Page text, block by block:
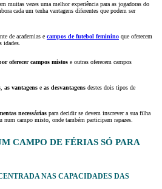
muitas vezes uma melhor experiência para as jogadoras do
cada um tenha vantagens diferentes que podem ser
de academias e campos de futebol feminino que oferecem
idades.
oferecer campos mistos e outras oferecem campos
as vantagens e as desvantagens destes dois tipos de
necessárias para decidir se devem inscrever a sua filha
num campo misto, onde também participam rapazes.
CAMPO DE FÉRIAS SÓ PARA
NAS CAPACIDADES DAS